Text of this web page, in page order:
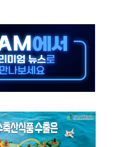
이 습득해 전투 활용
져